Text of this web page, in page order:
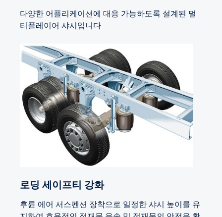
다양한 어플리케이션에 대응 가능하도록 설계된 멀
티플레이어 샤시입니다
로딩 세이프티 강화
후륜 에어 서스펜션 장착으로 일정한 샤시 높이를 유